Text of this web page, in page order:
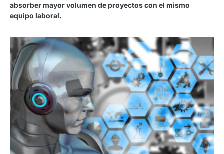
absorber mayor volumen de proyectos con el mismo
equipo laboral.